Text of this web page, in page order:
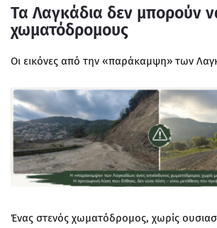
Τα Λαγκάδια δεν μπορούν
χωματόδρομους
Οι εικόνες από την «παράκαμψη» των
Ένας στενός χωματόδρομος, χωρίς